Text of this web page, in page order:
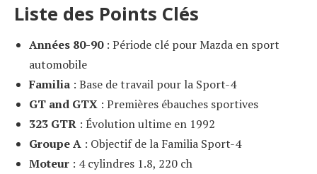
Liste des Points Clés
Années 80-90: Période clé pour Mazda en sport
automobile
Familia: Base de travail pour la Sport-4
GT and GTX: Premières ébauches sportives
323 GTR: Évolution ultime en 1992
Groupe A: Objectif de la Familia Sport-4
Moteur: 4 cylindres 1.8, 220 ch